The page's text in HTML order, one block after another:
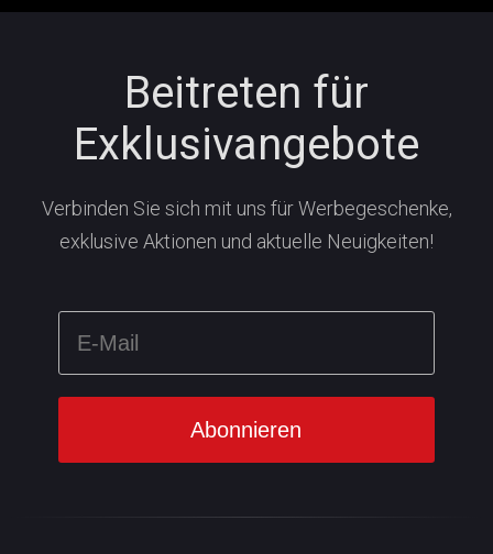
Beitreten für
Exklusivangebote
Verbinden Sie sich mit uns für Werbegeschenke,
exklusive Aktionen und aktuelle Neuigkeiten!